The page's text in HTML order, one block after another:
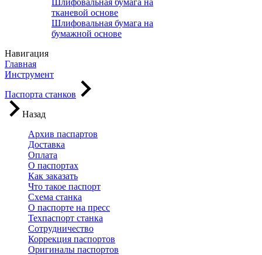
Шлифовальная бумага на
тканевой основе
Шлифовальная бумага на
бумажной основе
Навигация
Главная
Инструмент
Паспорта станков
Назад
Архив паспартов
Доставка
Оплата
О паспортах
Как заказать
Что такое паспорт
Схема станка
О паспорте на пресс
Техпаспорт станка
Сотрудничество
Коррекция паспортов
Оригиналы паспортов